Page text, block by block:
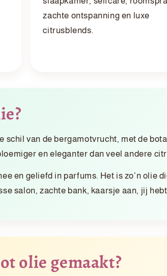
zachte ontspanning en luxe
citrusblends.
schil van de bergamotvrucht, met de
en eleganter dan veel andere
en geliefd in parfums. Het is zo’n olie
salon, zachte bank, kaarsje aan, jij
olie gemaakt?